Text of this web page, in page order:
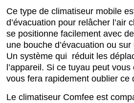
Ce type de climatiseur mobile
d’évacuation pour relâcher l’air
se positionne facilement avec
une bouche d’évacuation ou
Un système qui réduit les
l’appareil. Si ce tuyau peut
vous fera rapidement oublier ce
Le climatiseur Comfee est